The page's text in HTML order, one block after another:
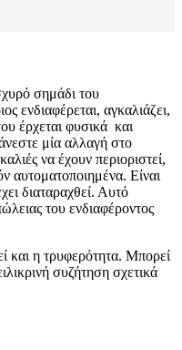
σημάδι του
ενδιαφέρεται, αγκαλιάζει,
έρχεται φυσικά και
μία αλλαγή στο
να έχουν περιοριστεί,
αυτοματοποιημένα. Είναι
διαταραχθεί. Αυτό
του ενδιαφέροντος
και η τρυφερότητα. Μπορεί
συζήτηση σχετικά